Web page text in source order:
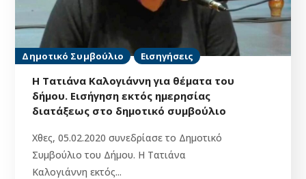
Δημοτικό Συμβούλιο Εισηγήσεις
Η Τατιάνα Καλογιάννη για θέματα του
δήμου. Εισήγηση εκτός ημερησίας
διατάξεως στο δημοτικό συμβούλιο
Χθες, 05.02.2020 συνεδρίασε το Δημοτικό
Συμβούλιο του Δήμου. Η Τατιάνα
Καλογιάννη εκτός...